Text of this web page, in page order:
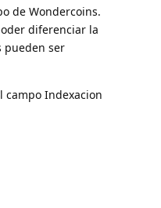
de Wondercoins.
diferenciar la
pueden ser
campo Indexacion